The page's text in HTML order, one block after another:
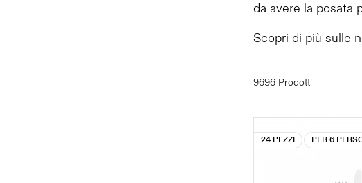
da avere la posata
Scopri di più sulle
9696 Prodotti
24 PEZZI PER 6